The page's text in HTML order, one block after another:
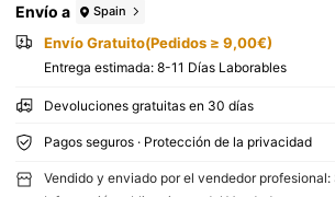
Envío a Spain
Envío Gratuito(Pedidos ≥ 9,00€)
Entrega estimada: 8-11 Días Laborables
Devoluciones gratuitas en 30 días
Pagos seguros · Protección de la privacidad
Vendido y enviado por el vendedor profesional: